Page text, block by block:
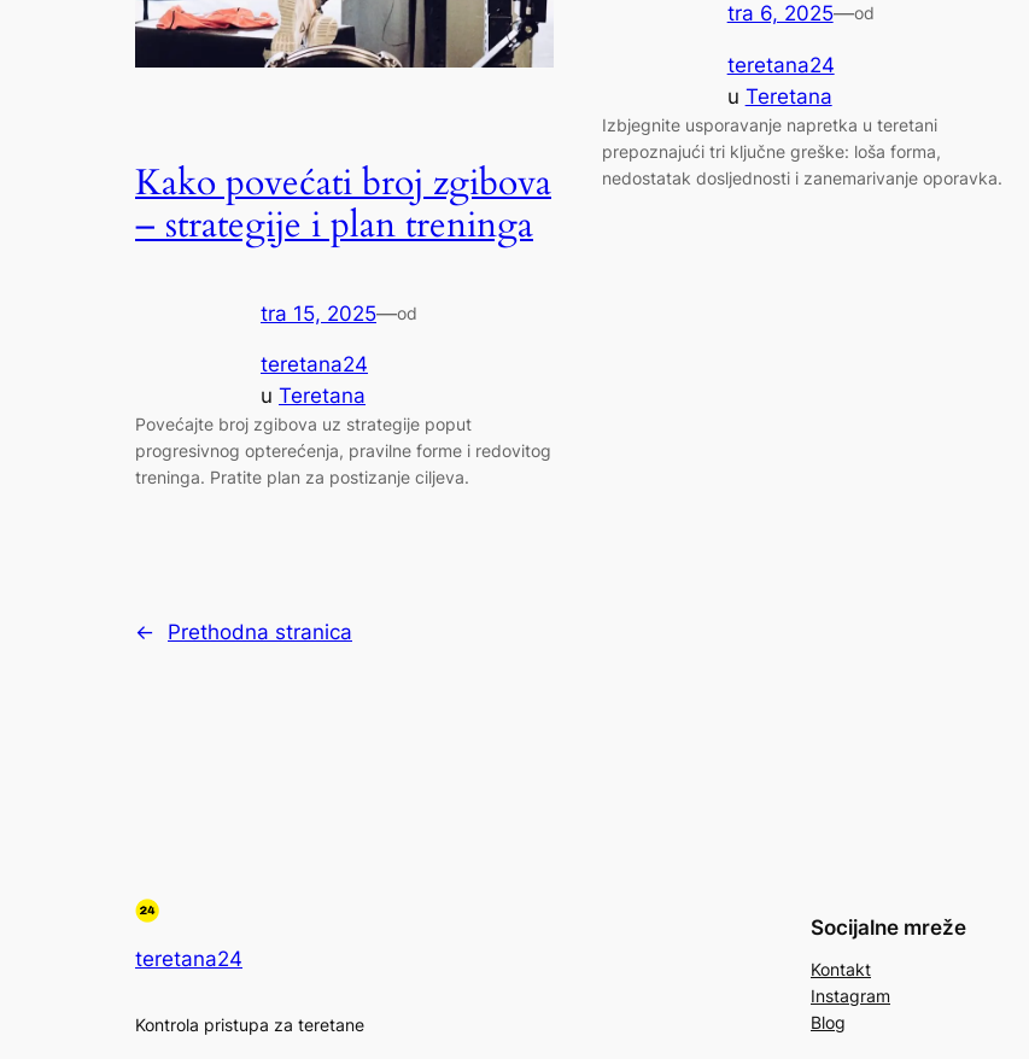
Kako povećati broj zgibova
– strategije i plan treninga
tra 15, 2025—od
teretana24
u Teretana
Povećajte broj zgibova uz strategije poput
progresivnog opterećenja, pravilne forme i redovitog
treninga. Pratite plan za postizanje ciljeva.
tra 6, 2025—od
teretana24
u Teretana
Izbjegnite usporavanje napretka u teretani
prepoznajući tri ključne greške: loša forma,
nedostatak dosljednosti i zanemarivanje oporavka.
← Prethodna stranica
teretana24
Kontrola pristupa za teretane
Socijalne mreže
Kontakt
Instagram
Blog